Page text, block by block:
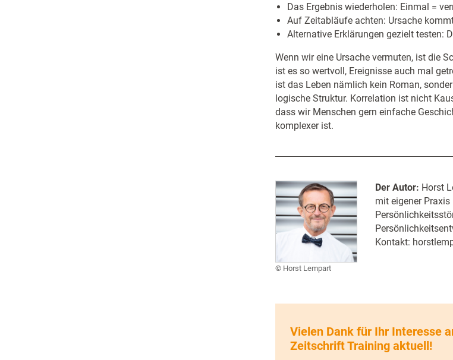
Das Ergebnis wiederholen: Einmal =
Auf Zeitabläufe achten: Ursache
Alternative Erklärungen gezielt testen:
Wenn wir eine Ursache vermuten, ist die
ist es so wertvoll, Ereignisse auch mal
ist das Leben nämlich kein Roman,
logische Struktur. Korrelation ist nicht
dass wir Menschen gern einfache
komplexer ist.
Horst Lempart
Der Autor: Horst
mit eigener Praxis
Kontakt:
Vielen Dank für Ihr Interesse
Zeitschrift Training aktuell!